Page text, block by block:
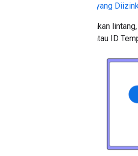
Penggunaan yang
Anda masih dapat menggunakan
menggunakan lintang, bujur, atau ID